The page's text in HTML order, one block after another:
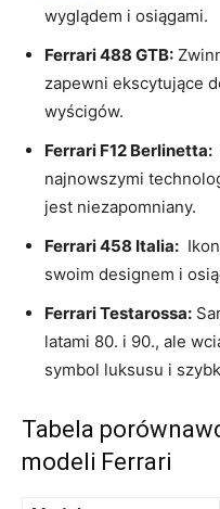
‍wyglądem i osiągami.
Ferrari 488 GTB:
zapewni ekscytujące
wyścigów.
Ferrari F12 ⁣Berlinetta:
najnowszymi⁤
jest⁣ niezapomniany.
Ferrari 458⁣ Italia:
swoim designem‌ i
Ferrari Testarossa:
‍latami 80. i 90.,‌ ale⁣
symbol⁣ luksusu i
Tabela⁢
modeli Ferrari